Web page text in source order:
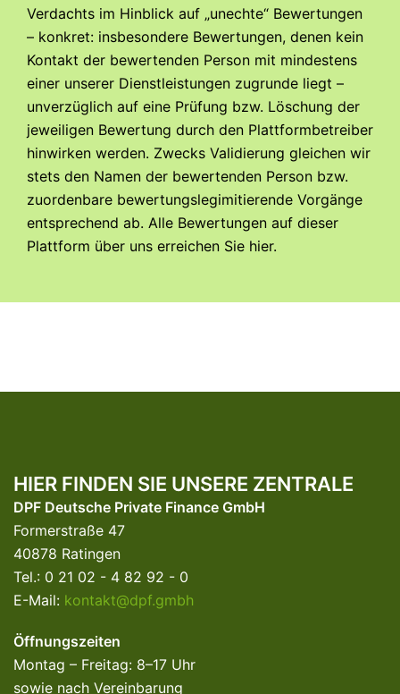
Verdachts im Hinblick auf „unechte“ Bewertungen
– konkret: insbesondere Bewertungen, denen kein
Kontakt der bewertenden Person mit mindestens
einer unserer Dienstleistungen zugrunde liegt –
unverzüglich auf eine Prüfung bzw. Löschung der
jeweiligen Bewertung durch den Plattformbetreiber
hinwirken werden. Zwecks Validierung gleichen wir
stets den Namen der bewertenden Person bzw.
zuordenbare bewertungslegimitierende Vorgänge
entsprechend ab. Alle Bewertungen auf dieser
Plattform über uns erreichen Sie hier.
HIER FINDEN SIE UNSERE ZENTRALE
DPF Deutsche Private Finance GmbH
Formerstraße 47
40878 Ratingen
Tel.: 0 21 02 - 4 82 92 - 0
E-Mail: kontakt@dpf.gmbh
Öffnungszeiten
Montag – Freitag: 8–17 Uhr
sowie nach Vereinbarung